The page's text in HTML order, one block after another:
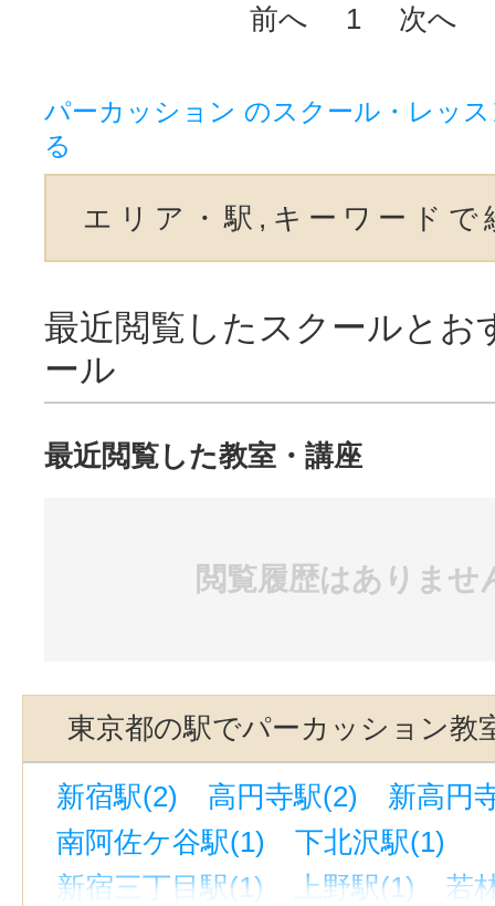
前へ 1 次へ
パーカッション のスクール・レッ
る
エリア・駅,キーワードで
最近閲覧したスクールとお
ール
最近閲覧した教室・講座
閲覧履歴はありませ
東京都の駅でパーカッション教
新宿駅(2) 高円寺駅(2)
新高円
南阿佐ケ谷駅(1)
下北沢駅(1)
新宿三丁目駅(1)
上野駅(1) 若